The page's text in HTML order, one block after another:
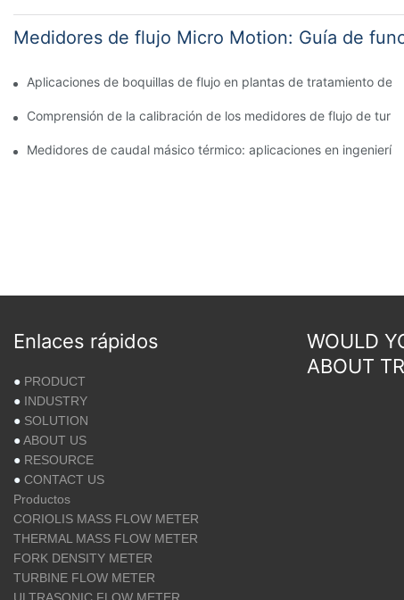
Medidores de flujo Micro Motion: Guía de
Aplicaciones de boquillas de flujo en plantas de tratamiento de
Comprensión de la calibración de los medidores de flujo de
Medidores de caudal másico térmico: aplicaciones en ingeniería
Enlaces rápidos
● PRODUCT
● INDUSTRY
● SOLUTION
●ABOUT US
● RESOURCE
● CONTACT US
Productos
CORIOLIS MASS FLOW METER
THERMAL MASS FLOW METER
FORK DENSITY METER
TURBINE FLOW METER
ULTRASONIC FLOW METER
WOULD
ABOUT